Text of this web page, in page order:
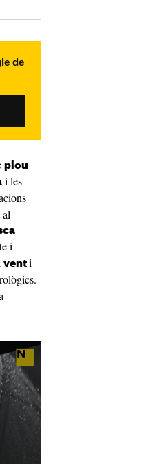
de
plou
i les
i
vent i